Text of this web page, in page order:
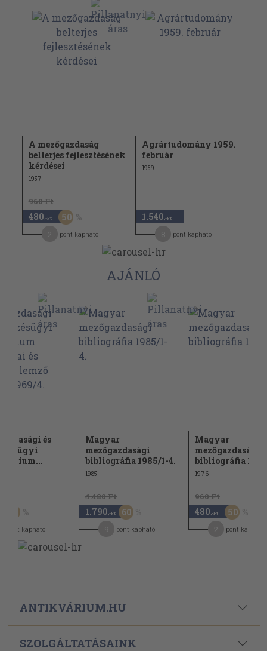
A mezőgazdaság
belterjes fejlesztésének
kérdései
1957
960 Ft
480 ,-Ft 50
pont kapható
Agrártudomány 1959.
február
1959
1.540 ,-Ft
pont kapható
AJÁNLÓ
és
20
pont kapható
Magyar
mezőgazdasági
bibliográfia 1985/1-4.
1985
4.480 Ft
1.790 ,-Ft 60
pont kapható
Magyar
mezőgazdasági
bibliográfia
1976
960 Ft
480 ,-Ft 50
pont kapható
ANTIKVÁRIUM.HU
SZOLGÁLTATÁSAINK